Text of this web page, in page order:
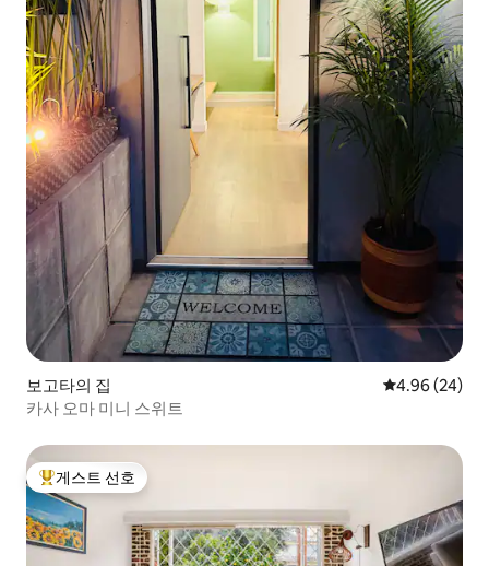
보고타의 집 평점 4.96점(5
4.96 (24)
카사 오마 미니 스위트
상위 게스트 선호
게스트 선호